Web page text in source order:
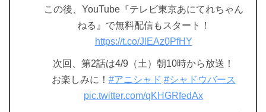
この後、YouTube『テレビ東京あにてれちゃん
ねる』で無料配信もスタート！
https://t.co/JlEAz0PfHY
次回、第2話は4/9（土）朝10時から放送！
お楽しみに！ #アニシャド #シャドウバース
pic.twitter.com/qKHGRfedAx